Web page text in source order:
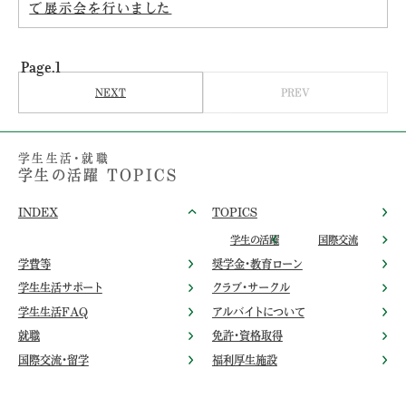
で展示会を行いました
Page.1
NEXT PREV
学生生活・就職
学生の活躍 TOPICS
INDEX TOPICS
学生の活躍 国際交流
学費等 奨学金・教育ローン
学生生活サポート クラブ・サークル
学生生活FAQ アルバイトについて
就職 免許・資格取得
国際交流・留学 福利厚生施設